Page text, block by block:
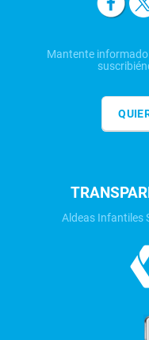
Mantente
Aldeas Infantiles